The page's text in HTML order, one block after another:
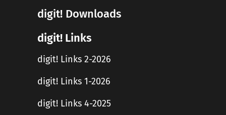
digit! Downloads
digit! Links
digit! Links 2-2026
digit! Links 1-2026
digit! Links 4-2025